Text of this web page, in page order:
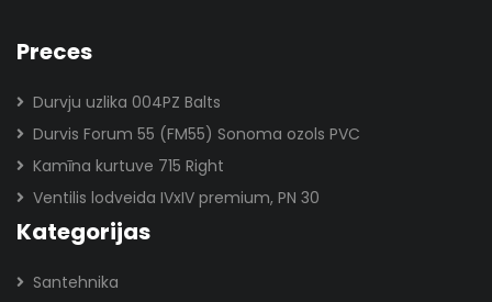
Preces
Durvju uzlika 004PZ Balts
Durvis Forum 55 (FM55) Sonoma ozols PVC
Kamīna kurtuve 715 Right
Ventilis lodveida IVxIV premium, PN 30
Kategorijas
Santehnika